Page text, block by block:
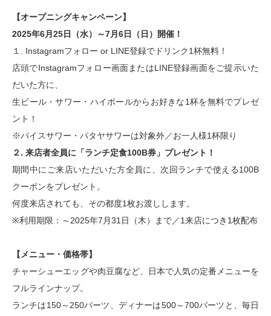
【オープニングキャンペーン】
2025年6月25日（水）～7月6日（日）開催！
１. Instagramフォロー or LINE登録でドリンク1杯無料！
店頭でInstagramフォロー画面またはLINE登録画面をご提示いた
だいた方に、
生ビール・サワー・ハイボールからお好きな1杯を無料でプレゼ
ント！
※バイスサワー・パタヤサワーは対象外／お一人様1杯限り
２. 来店者全員に「ランチ定食100B券」プレゼント！
期間中にご来店いただいた方全員に、次回ランチで使える100B
クーポンをプレゼント。
何度来店されても、その都度1枚お渡しします。
※利用期限：～2025年7月31日（木）まで／1来店につき1枚配布
【メニュー・価格帯】
チャーシューエッグや肉豆腐など、日本で人気の定番メニューを
フルラインナップ。
ランチは150～250バーツ、ディナーは500～700バーツと、毎日